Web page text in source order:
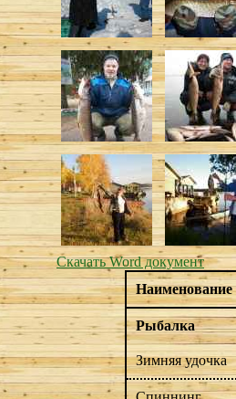
Скачать Word документ
Наименование
Рыбалка
Зимняя удочка